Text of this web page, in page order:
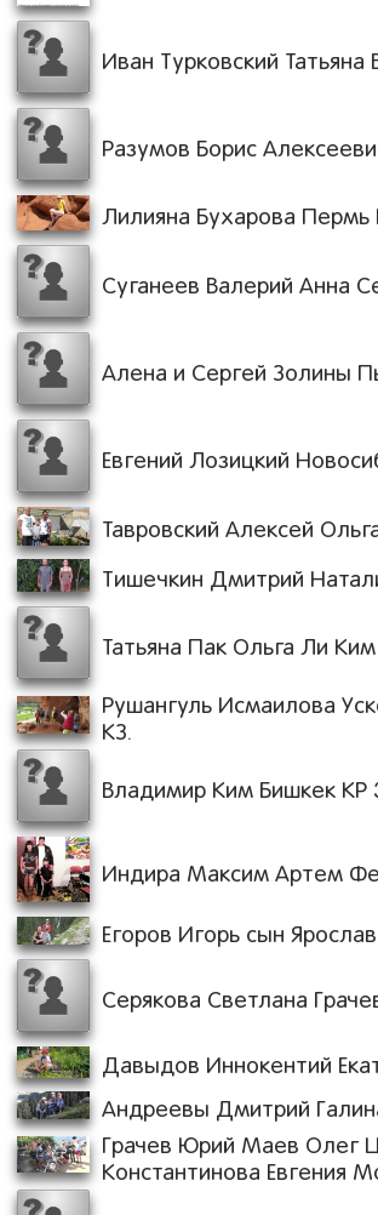
Иван Турковский Татьяна
Разумов Борис
Лилияна Бухарова Пермь
Суганеев Валерий Анна
Алена и Сергей Золины
Евгений Лозицкий
Тавровский Алексей
Тишечкин Дмитрий
Татьяна Пак Ольга Ли
Рушангуль Исмаилова
КЗ.
Владимир Ким Бишкек КР
Индира Максим Артем
Егоров Игорь сын
Серякова Светлана
Давыдов Иннокентий
Андреевы Дмитрий
Грачев Юрий Маев Олег
Константинова Евгения